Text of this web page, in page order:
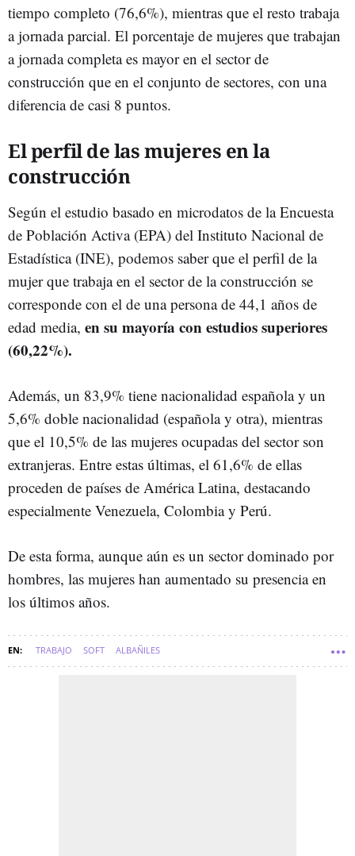
tiempo completo (76,6%), mientras que el resto trabaja
a jornada parcial. El porcentaje de mujeres que trabajan
a jornada completa es mayor en el sector de
construcción que en el conjunto de sectores, con una
diferencia de casi 8 puntos.
El perfil de las mujeres en la
construcción
Según el estudio basado en microdatos de la Encuesta
de Población Activa (EPA) del Instituto Nacional de
Estadística (INE), podemos saber que el perfil de la
mujer que trabaja en el sector de la construcción se
corresponde con el de una persona de 44,1 años de
edad media, en su mayoría con estudios superiores
(60,22%).
Además, un 83,9% tiene nacionalidad española y un
5,6% doble nacionalidad (española y otra), mientras
que el 10,5% de las mujeres ocupadas del sector son
extranjeras. Entre estas últimas, el 61,6% de ellas
proceden de países de América Latina, destacando
especialmente Venezuela, Colombia y Perú.
De esta forma, aunque aún es un sector dominado por
hombres, las mujeres han aumentado su presencia en
los últimos años.
TRABAJO SOFT ALBAÑILES